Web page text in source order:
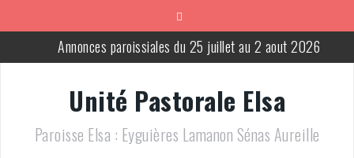
Annonces paroissiales du 25 juillet au 2 aout 2026
Messes pour le mois de juillet 2026
Annonces paroissiales du 13 au 21 juin 2026
Unité Pastorale Elsa
Paroisse Elsa : Eyguières Lamanon Sénas Aureille